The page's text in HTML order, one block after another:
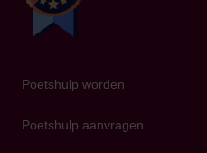
Poetshulp worden
Poetshulp aanvragen